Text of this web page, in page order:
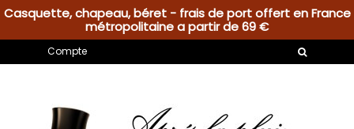
Casquette, chapeau, béret - frais de port offert en France
métropolitaine a partir de 69 €
Compte